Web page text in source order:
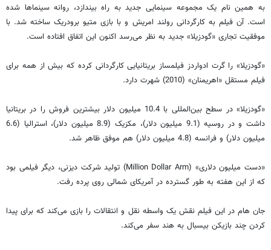
به همین نام یک مجموعه سینمایی جدید به راه بیندازد، روانه سینماها شده
است. آن فیلم به کارگردانی رولند امریش و با بازی متیو برودریک ساخته شد. با
موفقیت تجاری «گودزیلا» جدید به نظر می‌رسد اکنون این اتفاق افتاده است.
«گودزیلا» را گرت ادواردز فیلمساز بریتانیایی کارگردانی کرده که بیش از همه برای
فیلم مستقل «اهریمنان» (2010) شهرت دارد.
«گودزیلا»‌ در سطح بین‌المللی با 10.4 میلیون دلار بیشترین فروش را در بریتانیا
داشت و در روسیه (9.1 میلیون دلار)، مکزیک (8.9 میلیون دلار)، استرالیا (6.6
میلیون دلار) و فرانسه (4.8 میلیون دلار) هم موفق ظاهر شد.
«دست میلیون دلاری» (Million Dollar Arm) تولید شرکت دیزنی، دیگر فیلمی بود
که از این هفته به طور گسترده در آمریکای شمالی روی پرده رفت.
جان هام در این فیلم نقش یک واسطه نقل و انتقالات را بازی می‌کند که برای پیدا
کردن چند بازیکن بیسبال به هند سفر می‌کند.